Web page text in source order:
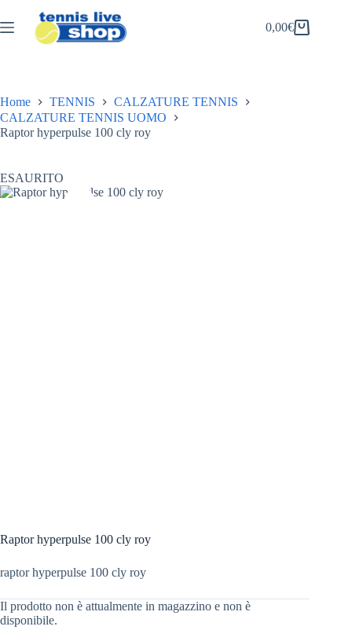
al
contenuto
Carrello
0,00€
Home TENNIS
CALZATURE TENNIS
CALZATURE TENNIS UOMO
Raptor hyperpulse 100 cly roy
ESAURITO
Raptor hyperpulse 100 cly roy
raptor hyperpulse 100 cly roy
Il prodotto non è attualmente in magazzino e non è
disponibile.